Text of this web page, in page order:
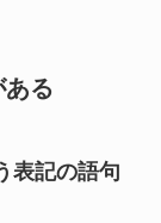
る
表記の語句